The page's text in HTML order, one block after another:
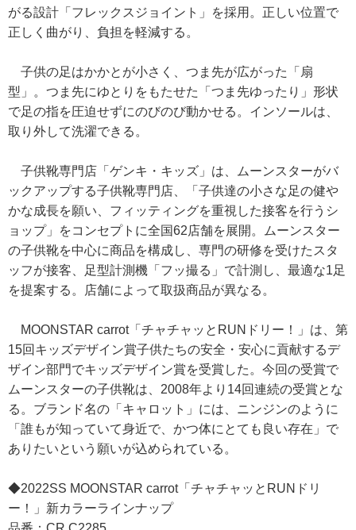
がる設計「フレックスジョイント」を採用。正しい位置で
正しく曲がり、負担を軽減する。
子供の足はかかとが小さく、つま先が広がった「扇
型」。つま先にゆとりをもたせた「つま先ゆったり」形状
で足の指を圧迫せずにのびのび動かせる。インソールは、
取り外して洗濯できる。
子供靴専門店「ゲンキ・キッズ」は、ムーンスターがバ
ックアップする子供靴専門店、「子供達の小さな足の健や
かな成長を願い、フィッティングを重視した接客を行うシ
ョップ」をコンセプトに全国62店舗を展開。ムーンスター
の子供靴を中心に商品を構成し、専門の研修を受けたスタ
ッフが接客、足型計測機「フッ撮る」で計測し、最適な1足
を提案する。店舗によって取扱商品が異なる。
MOONSTAR carrot「チャチャッとRUNドリー！」は、第
15回キッズデザイン賞子供たちの安全・安心に貢献するデ
ザイン部門でキッズデザイン賞を受賞した。今回の受賞で
ムーンスターの子供靴は、2008年より14回連続の受賞とな
る。ブランド名の「キャロット」には、ニンジンのように
「誰もが知っていて身近で、かつ体にとても良い存在」で
ありたいという願いが込められている。
◆2022SS MOONSTAR carrot「チャチャッとRUNドリ
ー！」新カラーラインナップ